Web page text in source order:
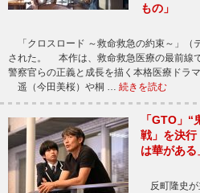
もの」
「クロスロード ～救命救急の約束～」（
された。 本作は、救命救急医療の最前線
警察官らの正義と成長を描く本格医療ドラ
遥（今田美桜）や桐 … 続きを読む
「GTO」
戦」を決行
は華がある
反町隆史が